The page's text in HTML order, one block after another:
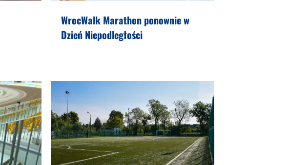
WrocWalk Marathon ponownie w
Dzień Niepodległości